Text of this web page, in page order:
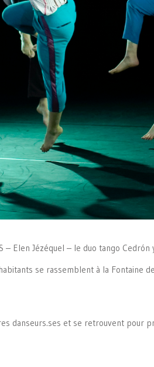
Elen Jézéquel – le duo tango Cedrón
se rassemblent à la Fontaine
danseurs.ses et se retrouvent pour